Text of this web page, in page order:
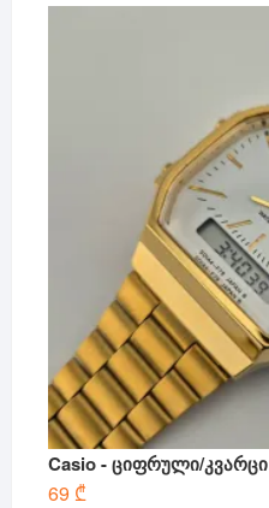
Casio - ციფრული/კვარცი
69 ₾